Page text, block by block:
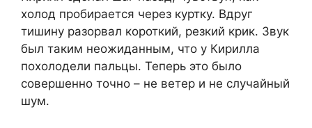
холод пробирается через куртку. Вдруг
тишину разорвал короткий, резкий крик. Звук
был таким неожиданным, что у Кирилла
похолодели пальцы. Теперь это было
совершенно точно – не ветер и не случайный
шум.